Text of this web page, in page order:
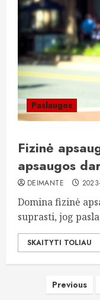
Paslaugos
Fizinė
apsaugos
DEIMANTE
Domina fizinė
suprasti, jog
SKAITYTI TOLIAU
Įrašų
Previous